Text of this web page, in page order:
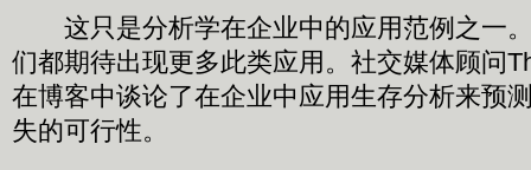
这只是分析学在企业中的应用范例之一
们都期待出现更多此类应用。社交媒体顾问
在博客中谈论了在企业中应用生存分析来预
失的可行性。